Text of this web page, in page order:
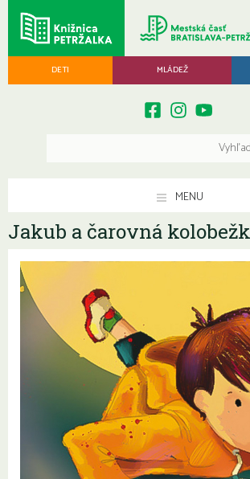
DETI MLÁDEŽ
MENU
Jakub a čarovná